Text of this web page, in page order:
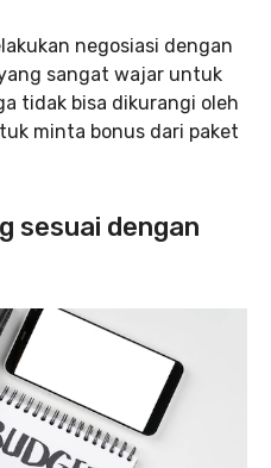
negosiasi dengan
sangat wajar untuk
tidak bisa dikurangi oleh
minta bonus dari paket
sesuai dengan